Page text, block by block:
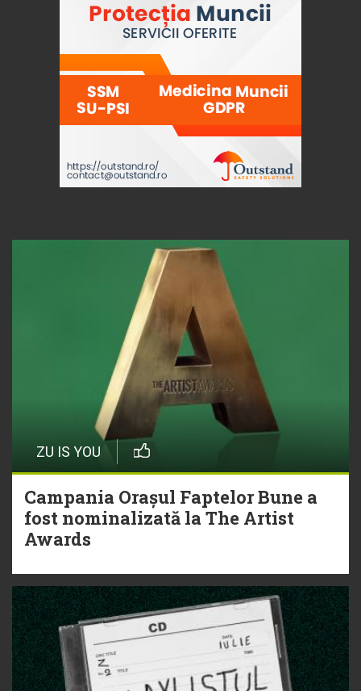
ZU IS YOU
Campania Orașul Faptelor Bune a
fost nominalizată la The Artist
Awards